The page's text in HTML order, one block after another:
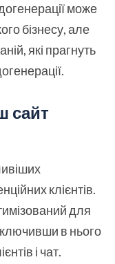
може
бізнесу, але
які прагнуть
сайт
клієнтів.
для
в нього
і чат.